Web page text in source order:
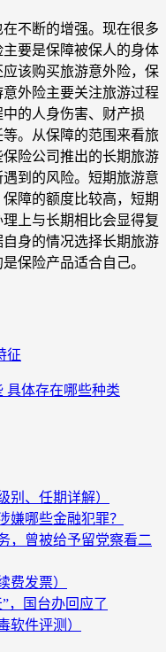
不断的增强。现在很多
要是保障被保人的身体
该购买旅游意外险，保
外险主要关注旅游过程
的人身伤害、财产损
。从保障的范围来看旅
险公司推出的长期旅游
到的风险。短期旅游意
障的额度比较高，短期
上与长期相比会显得复
身的情况选择长期旅游
保险产品适合自己。
征
具体存在哪些种类
别、任期详解）
嫌哪些金融犯罪？
，曾被给予留党察看二
费发票）
，国台办回应了
软件评测）